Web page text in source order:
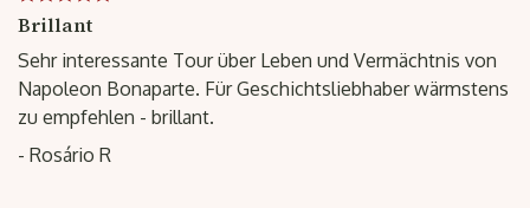
Brillant
Sehr interessante Tour über Leben und Vermächtnis von
Napoleon Bonaparte. Für Geschichtsliebhaber wärmstens
zu empfehlen - brillant.
- Rosário R